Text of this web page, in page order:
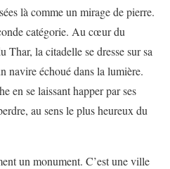
là comme un mirage de pierre.
catégorie. Au cœur du
Thar, la citadelle se dresse sur sa
navire échoué dans la lumière.
en se laissant happer par ses
au sens le plus heureux du
un monument. C’est une ville